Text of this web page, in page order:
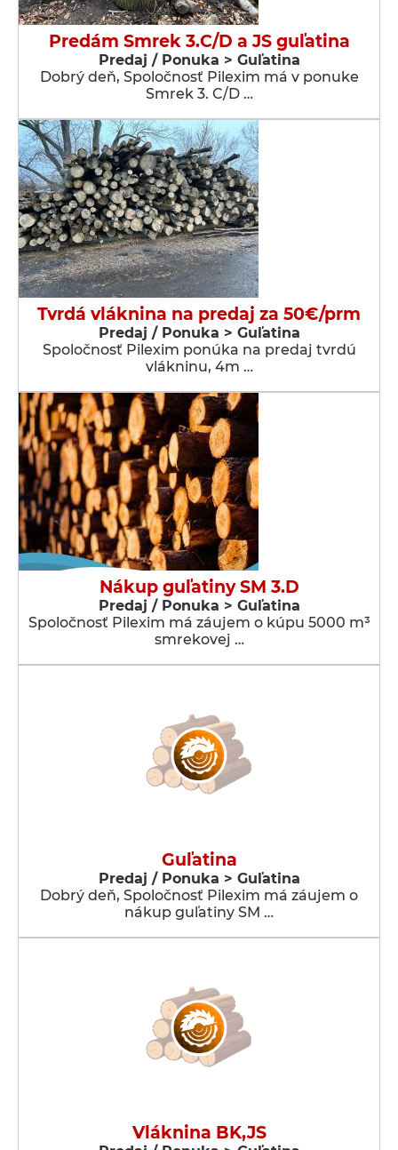
Predám Smrek 3.C/D a JS guľatina
Predaj / Ponuka > Guľatina
Dobrý deň, Spoločnosť Pilexim má v ponuke
Smrek 3. C/D …
Tvrdá vláknina na predaj za 50€/prm
Predaj / Ponuka > Guľatina
Spoločnosť Pilexim ponúka na predaj tvrdú
vlákninu, 4m …
Nákup guľatiny SM 3.D
Predaj / Ponuka > Guľatina
Spoločnosť Pilexim má záujem o kúpu 5000 m³
smrekovej …
Guľatina
Predaj / Ponuka > Guľatina
Dobrý deň, Spoločnosť Pilexim má záujem o
nákup guľatiny SM …
Vláknina BK,JS